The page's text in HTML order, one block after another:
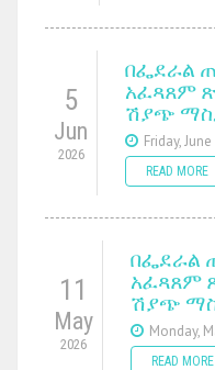
5
Jun
2026
በፌደራል
አፈጻጸም
ሽያጭ
Friday,
READ MORE
11
May
2026
በፌደራል
አፈጻጸም
ሽያጭ
Monday,
READ MORE